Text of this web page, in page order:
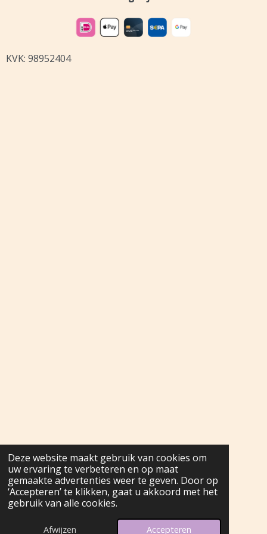
Deze website maakt gebruik van cookies om
uw ervaring te verbeteren en op maat
gemaakte advertenties weer te geven. Door op
‘Accepteren’ te klikken, gaat u akkoord met het
gebruik van alle cookies.
Afwijzen Accepteren
KVK: 98952404